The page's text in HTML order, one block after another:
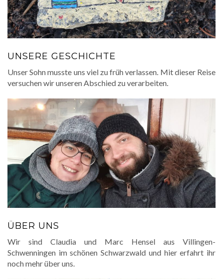
UNSERE GESCHICHTE
Unser Sohn musste uns viel zu früh verlassen. Mit dieser Reise
versuchen wir unseren Abschied zu verarbeiten.
ÜBER UNS
Wir sind Claudia und Marc Hensel aus Villingen-
Schwenningen im schönen Schwarzwald und hier erfahrt ihr
noch mehr über uns.